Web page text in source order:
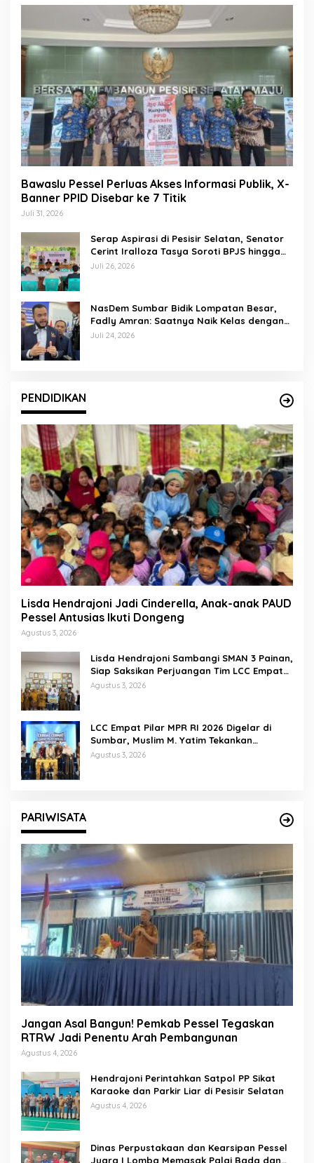
Bawaslu Pessel Perluas Akses Informasi Publik, X-
Banner PPID Disebar ke 7 Titik
Juli 31, 2026
Serap Aspirasi di Pesisir Selatan, Senator
Cerint Iralloza Tasya Soroti BPJS hingga
Kurikulum Merdeka
Juli 26, 2026
NasDem Sumbar Bidik Lompatan Besar,
Fadly Amran: Saatnya Naik Kelas dengan
Kader Berkualitas
Juli 24, 2026
PENDIDIKAN
Lisda Hendrajoni Jadi Cinderella, Anak-anak PAUD
Pessel Antusias Ikuti Dongeng
Agustus 3, 2026
Lisda Hendrajoni Sambangi SMAN 3 Painan,
Siap Saksikan Perjuangan Tim LCC Empat
Pilar di Jakarta
Agustus 3, 2026
LCC Empat Pilar MPR RI 2026 Digelar di
Sumbar, Muslim M. Yatim Tekankan
Pentingnya Karakter Generasi Muda
Agustus 3, 2026
PARIWISATA
Jangan Asal Bangun! Pemkab Pessel Tegaskan
RTRW Jadi Penentu Arah Pembangunan
Agustus 4, 2026
Hendrajoni Perintahkan Satpol PP Sikat
Karaoke dan Parkir Liar di Pesisir Selatan
Agustus 4, 2026
Dinas Perpustakaan dan Kearsipan Pessel
Juara I Lomba Memasak Palai Bada dan